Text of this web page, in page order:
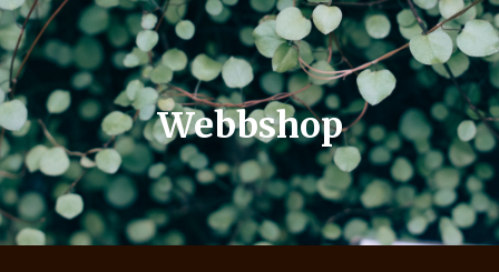
Webbshop